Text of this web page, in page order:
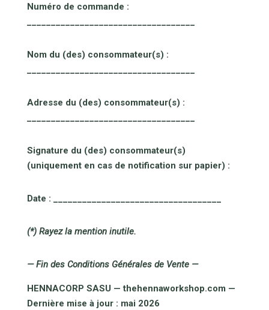
Numéro de commande :
Nom du (des) consommateur(s) :
Adresse du (des) consommateur(s) :
Signature du (des) consommateur(s)
(uniquement en cas de notification sur papier) :
Date : ___________________________________
(*) Rayez la mention inutile.
— Fin des Conditions Générales de Vente —
HENNACORP SASU — thehennaworkshop.com —
Dernière mise à jour : mai 2026